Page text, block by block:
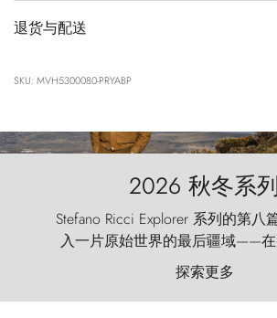
退货与配送
SKU: MVH5300080-PRYABP
2026 秋冬系
Stefano Ricci Explorer 系列的第八
入一片原始世界的最后疆域——
以远古的怒号雕琢着自然，而百内
del Paine）则宛如石砌的哨兵，
起挑战。
探索更多